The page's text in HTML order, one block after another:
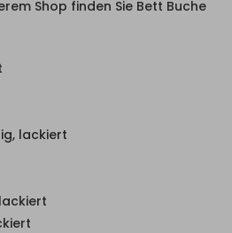
Shop finden Sie Bett Buche
lackiert